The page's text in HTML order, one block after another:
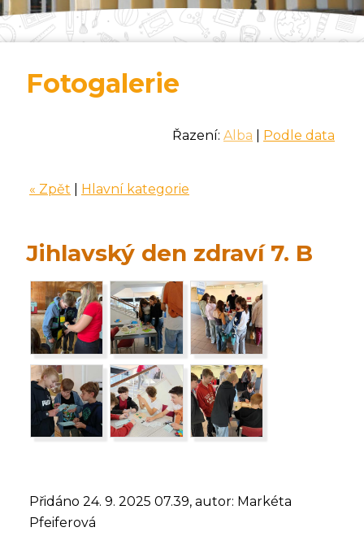
Fotogalerie
Řazení: Alba Podle data
« Zpět Hlavní kategorie
Jihlavský den zdraví 7. B
Přidáno 24. 9. 2025 07.39, autor: Markéta
Pfeiferová